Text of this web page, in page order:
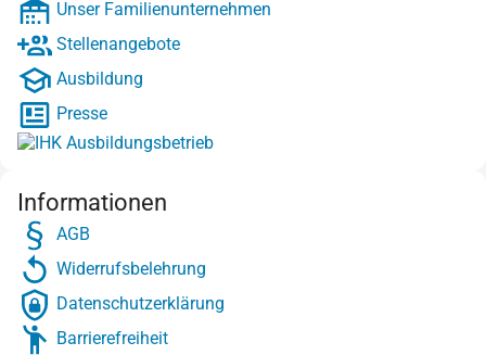
Unser Familienunternehmen
Stellenangebote
Ausbildung
Presse
Informationen
AGB
Widerrufsbelehrung
Datenschutzerklärung
Barrierefreiheit